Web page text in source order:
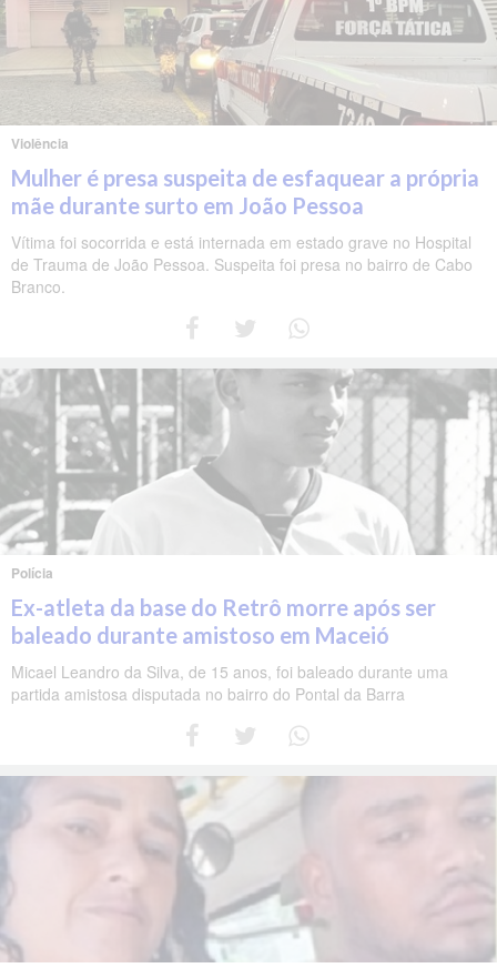
Violência
Mulher é presa suspeita de esfaquear a própria
mãe durante surto em João Pessoa
Vítima foi socorrida e está internada em estado grave no Hospital
de Trauma de João Pessoa. Suspeita foi presa no bairro de Cabo
Branco.
Polícia
Ex-atleta da base do Retrô morre após ser
baleado durante amistoso em Maceió
Micael Leandro da Silva, de 15 anos, foi baleado durante uma
partida amistosa disputada no bairro do Pontal da Barra